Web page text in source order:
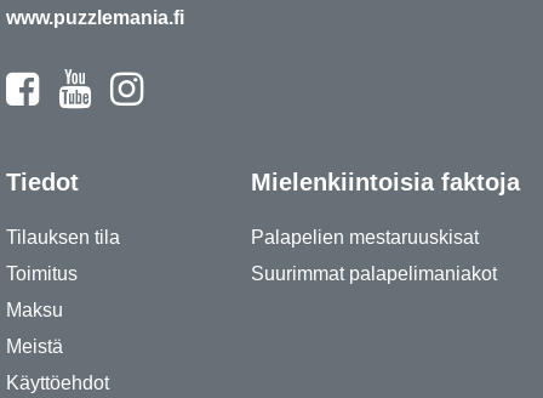
www.puzzlemania.fi
Tiedot
Tilauksen tila
Toimitus
Maksu
Meistä
Käyttöehdot
Mielenkiintoisia faktoja
Palapelien mestaruuskisat
Suurimmat palapelimaniakot